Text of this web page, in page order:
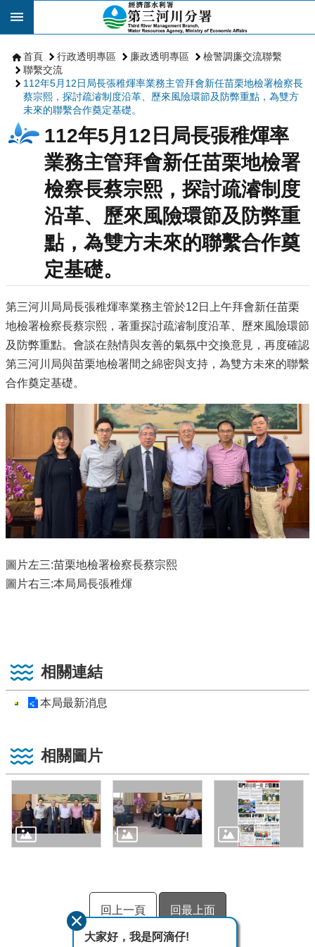
跳到主要內容區塊
首頁 行政透明專區 廉政透明專區
檢警調廉交流聯繫
聯繫交流
112年5月12日局長張稚煇率業務主管拜會新任苗栗地檢署檢察長
蔡宗熙，探討疏濬制度沿革、歷來風險環節及防弊重點，為雙方
未來的聯繫合作奠定基礎。
112年5月12日局長張稚煇率
業務主管拜會新任苗栗地檢署
檢察長蔡宗熙，探討疏濬制度
沿革、歷來風險環節及防弊重
點，為雙方未來的聯繫合作奠
定基礎。
第三河川局局長張稚煇率業務主管於12日上午拜會新任苗栗
地檢署檢察長蔡宗熙，著重探討疏濬制度沿革、歷來風險環節
及防弊重點。會談在熱情與友善的氣氛中交換意見，再度確認
第三河川局與苗栗地檢署間之綿密與支持，為雙方未來的聯繫
合作奠定基礎。
圖片左三:苗栗地檢署檢察長蔡宗熙
圖片右三:本局局長張稚煇
相關連結
本局最新消息
相關圖片
回上一頁 回最上面
大家好，我是阿滴仔!